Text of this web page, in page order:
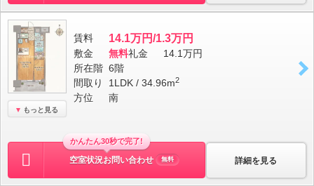
もっと見る
賃料 14.1万円/1.3万円
敷金 無料礼金
14.1万円
所在階 6階
間取り
1LDK / 34.96m2
方位 南
詳細を見る
かんたん30秒で完了!
空室状況お問い合わせ 無料